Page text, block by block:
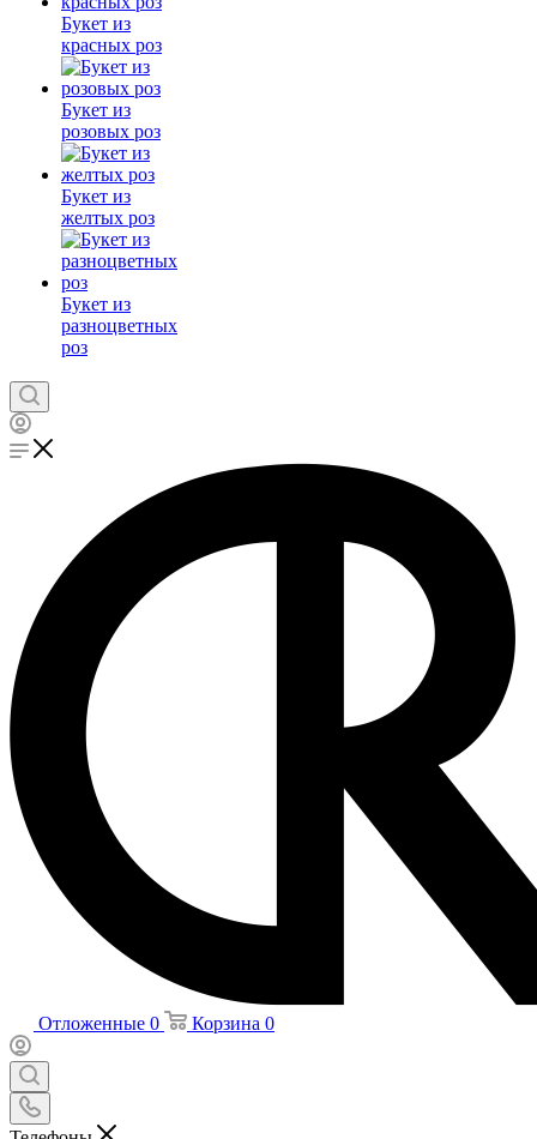
Букет из
красных роз
Букет из
розовых роз
Букет из
желтых роз
Букет из
разноцветных
роз
Отложенные 0 Корзина 0